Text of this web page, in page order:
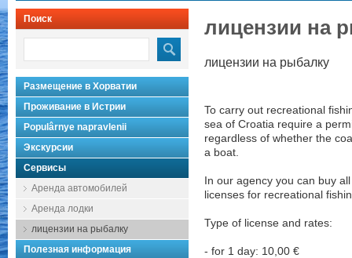
Поиск
Размещение в Хорватии
Проживание в Истрии
Populârnye napravlenii
Экскурсии
Сервисы
Аренда автомобилей
Аренда лодки
лицензии на рыбалку
Полезная информация
лицензии на
лицензии на рыбалку
To carry out recreational
sea of Croatia require a
regardless of whether the
a boat.
In our agency you can buy
licenses for recreational
Type of license and rates:
- for 1 day: 10,00 €